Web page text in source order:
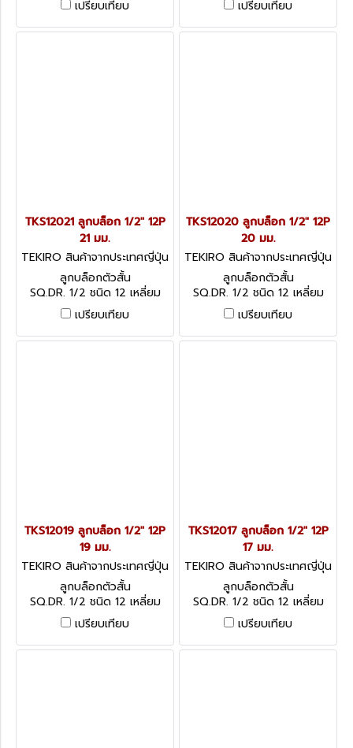
เปรียบเทียบ
เปรียบเทียบ
TKS12021 ลูกบล็อก 1/2" 12P
21 มม.
TEKIRO สินค้าจากประเทศญี่ปุ่น
TKS12021
ลูกบล็อกตัวสั้น
SQ.DR. 1/2 ชนิด 12 เหลี่ยม
เปรียบเทียบ
TKS12020 ลูกบล็อก 1/2" 12P
20 มม.
TEKIRO สินค้าจากประเทศญี่ปุ่น
TKS12020
ลูกบล็อกตัวสั้น
SQ.DR. 1/2 ชนิด 12 เหลี่ยม
เปรียบเทียบ
TKS12019 ลูกบล็อก 1/2" 12P
19 มม.
TEKIRO สินค้าจากประเทศญี่ปุ่น
TKS12019
ลูกบล็อกตัวสั้น
SQ.DR. 1/2 ชนิด 12 เหลี่ยม
เปรียบเทียบ
TKS12017 ลูกบล็อก 1/2" 12P
17 มม.
TEKIRO สินค้าจากประเทศญี่ปุ่น
TKS12017
ลูกบล็อกตัวสั้น
SQ.DR. 1/2 ชนิด 12 เหลี่ยม
เปรียบเทียบ